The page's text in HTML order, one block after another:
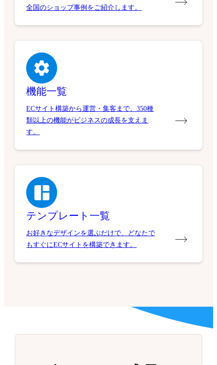
全国のショップ事例をご紹介します。
機能一覧
ECサイト構築から運営・集客まで、350種
類以上の機能がビジネスの成長を支えま
す。
テンプレート一覧
お好きなデザインを選ぶだけで、どなたで
もすぐにECサイトを構築できます。